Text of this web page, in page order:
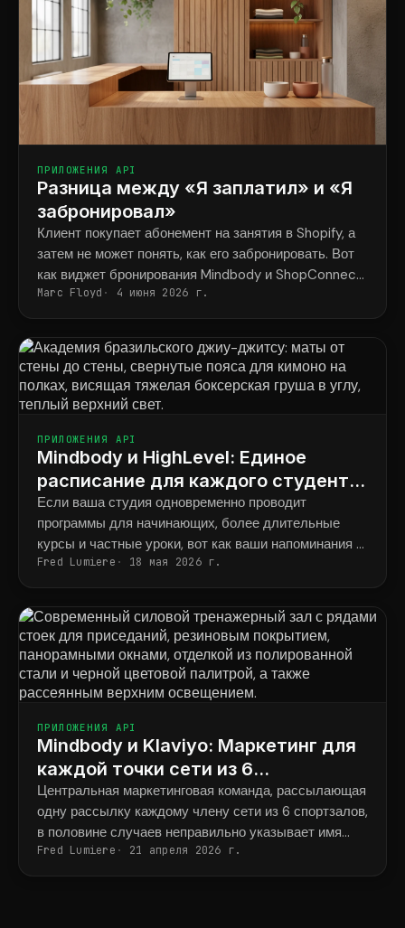
ПРИЛОЖЕНИЯ API
Разница между «Я заплатил» и «Я
забронировал»
Клиент покупает абонемент на занятия в Shopify, а
затем не может понять, как его забронировать. Вот
как виджет бронирования Mindbody и ShopConnect
навсегда решают эту проблему.
Marc Floyd 4 июня 2026 г.
ПРИЛОЖЕНИЯ API
Mindbody и HighLevel: Единое
расписание для каждого студента
во всех программах.
Если ваша студия одновременно проводит
программы для начинающих, более длительные
курсы и частные уроки, вот как ваши напоминания в
итоге будут соответствовать тому, что фактически
забронировал каждый ученик.
Fred Lumiere 18 мая 2026 г.
ПРИЛОЖЕНИЯ API
Mindbody и Klaviyo: Маркетинг для
каждой точки сети из 6
тренажерных залов для силовых
тренировок.
Центральная маркетинговая команда, рассылающая
одну рассылку каждому члену сети из 6 спортзалов,
в половине случаев неправильно указывает имя
тренера и адрес спортзала.
Fred Lumiere 21 апреля 2026 г.